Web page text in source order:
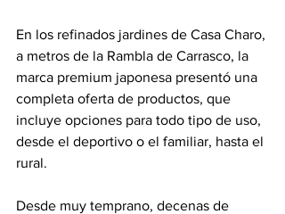
En los refinados jardines de Casa Charo,
a metros de la Rambla de Carrasco, la
marca premium japonesa presentó una
completa oferta de productos, que
incluye opciones para todo tipo de uso,
desde el deportivo o el familiar, hasta el
rural.
Desde muy temprano, decenas de